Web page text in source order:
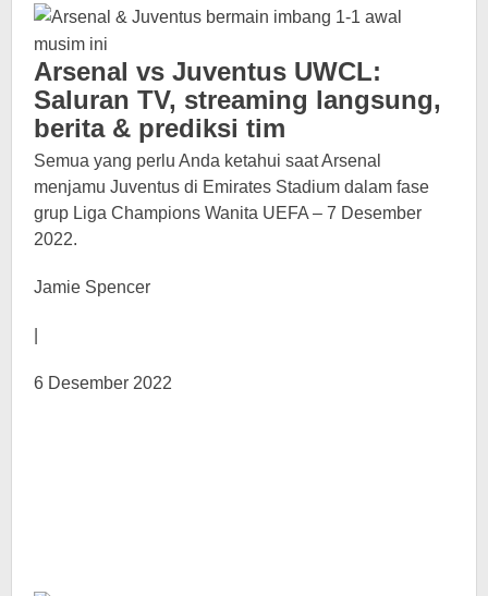
Arsenal vs Juventus UWCL:
Saluran TV, streaming langsung,
berita & prediksi tim
Semua yang perlu Anda ketahui saat Arsenal
menjamu Juventus di Emirates Stadium dalam fase
grup Liga Champions Wanita UEFA – 7 Desember
2022.
Jamie Spencer
6 Desember 2022